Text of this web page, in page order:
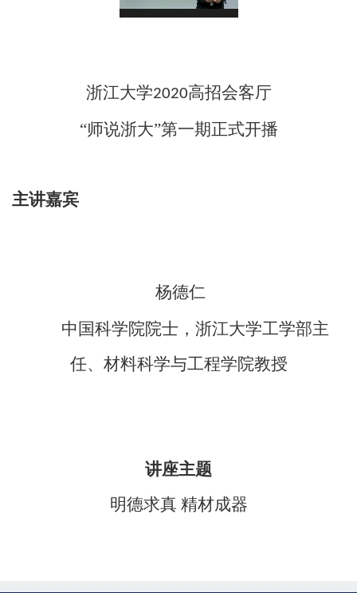
浙江大学2020高招会客厅
“师说浙大”第一期正式开播
主讲嘉宾
杨德仁
中国科学院院士，浙江大学工学部主
任、材料科学与工程学院教授
讲座主题
明德求真 精材成器